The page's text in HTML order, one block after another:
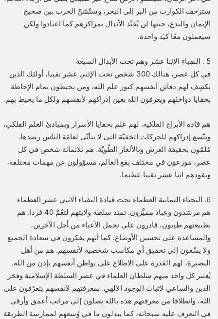
ستزحف الكوارث من البر إلى البحر، وستُشنّ الحرب بين صحيح
الإيمان والبدع، حينها لن يُقيَّد الأبدال بمراكزهم كما اعتادوا ولكن
سيعملون معًا كيَد واحدة.
5 . النقباء الإثنا عشر وهم تحت الأبدال السبعة
في كل عصر، هنالك 300 شخص تحت الإثني عشر نقيبا، أولئك الذين
تكشِف لهم دفائن أنفسهم كنوز علم الله، ومن يحيطون تمام الإحاطة
بخفايا دواخلهم ويعرفون الله بعين إدراكهم لأنفسهم ولكل ما يحيط بهم.
هم قادة الأبراج الفلكية. لهم علم بخفايا الأسرار وبمبادئ العلم الفلكي،
ويتّسع إدراكهم للحركات الخفيّة التي لا يتأتّى لعامّة الناس رصدها.
مُلمّون بحقيقة العرش وبالألغاز الطّويّة. هم ثلاثمائة شخص في كل
عصر، موزعون في مختلف بقع العالم، مسؤولون عن مهمات مختلفة،
ويقودهم اثنا عشر نقيبا عظيما.
6. النجباء الثمانية العظماء تحت قيادة النقباء الاثني عشر العظماء
هم مرشدون وعِباد مميَّزون. تمتد سلطة ولايتهم لتعُمّ 40 فردا. هم
بطبيعتهم طيبون، قادرون على تحمل الأعباء من أجل الآخرين،
والمساعدة على تحسين الأوضاع. كما أنهم يفكرون في سعادة الجميع
ولا يسْعون إلى تحقيق أي مكاسب شخصية لأنفسهم. هم من أهل
البصيرة، لهم القدرة على الاطلاع على بواطن أنفسهم بإذن من الله.
يُعتبر كل واحد منهم سلطان العلماء في عصر السلطة الإسلامية وفخر
الدين والساعي لإثبات الوجود الإلهي. بمعرفتهم لأنفسهم يتعرّفون على
الله، وانطلاقا من معرفتهم هذه بالله يصلون إلى مراتب أعمق وأرقى
في التعرف عليه سبحانه، كما يبذلون ما في وُسعهم لممارسة الطريقة